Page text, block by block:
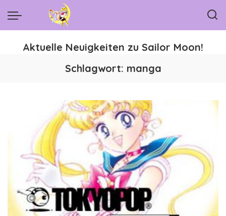
Aktuelle Neuigkeiten zu Sailor Moon!
Schlagwort: manga